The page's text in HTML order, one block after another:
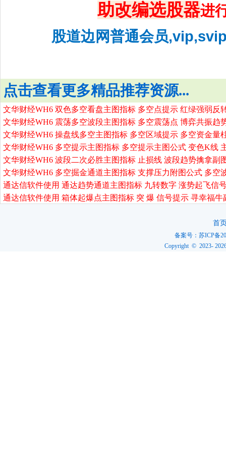
助改编选股器进
股道边网普通会员
点击查看更多精品推荐资源...
文华财经WH6 双色多空看盘主图指标 多空点提示 红绿强弱反
文华财经WH6 震荡多空波段主图指标 多空震荡点 博弈共振趋
文华财经WH6 操盘线多空主图指标 多空区域提示 多空资金量
文华财经WH6 多空提示主图指标 多空提示主图公式 变色K线
文华财经WH6 波段二次必胜主图指标 止损线 波段趋势擒拿副
文华财经WH6 多空掘金通道主图指标 支撑压力附图公式 多空
通达信软件使用 通达趋势通道主图指标 九转数字 涨势起飞信
通达信软件使用 箱体起爆点主图指标 突 爆 信号提示 寻幸福
首
备案号：苏ICP备
Copyright © 2023-